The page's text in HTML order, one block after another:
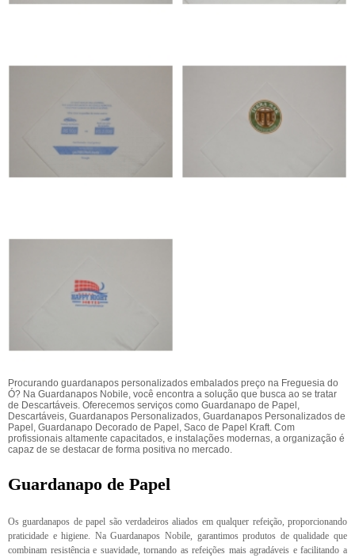
Procurando guardanapos personalizados embalados preço na Freguesia do
Ó? Na Guardanapos Nobile, você encontra a solução que busca ao se tratar
de Descartáveis. Oferecemos serviços como Guardanapo de Papel,
Descartáveis, Guardanapos Personalizados, Guardanapos Personalizados de
Papel, Guardanapo Decorado de Papel, Saco de Papel Kraft. Com
profissionais altamente capacitados, e instalações modernas, a organização é
capaz de se destacar de forma positiva no mercado.
Guardanapo de Papel
Os guardanapos de papel são verdadeiros aliados em qualquer refeição, proporcionando
praticidade e higiene. Na Guardanapos Nobile, garantimos produtos de qualidade que
combinam resistência e suavidade, tornando as refeições mais agradáveis e facilitando a